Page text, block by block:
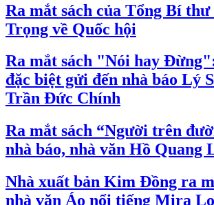
Ra mắt sách của Tổng Bí thư
Trọng về Quốc hội
Ra mắt sách "Nói hay
đặc biệt gửi đến nhà báo Lý
Trần Đức Chính
Ra mắt sách “Người trên
nhà báo, nhà văn Hồ Quang
Nhà xuất bản Kim Đồng ra
nhà văn Áo nổi tiếng Mira